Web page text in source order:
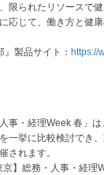
限られたリソースで
応じて、働き方と健
』製品サイト： https://
人事・経理Week 春」
一挙に比較検討でき
されます。
】総務・人事・経理